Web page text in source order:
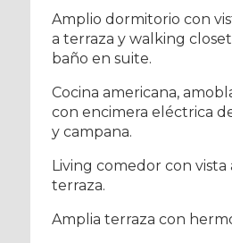
Amplio dormitorio con
a terraza y walking
baño en suite.
Cocina americana,
con encimera eléctrica
y campana.
Living comedor con vista
terraza.
Amplia terraza con